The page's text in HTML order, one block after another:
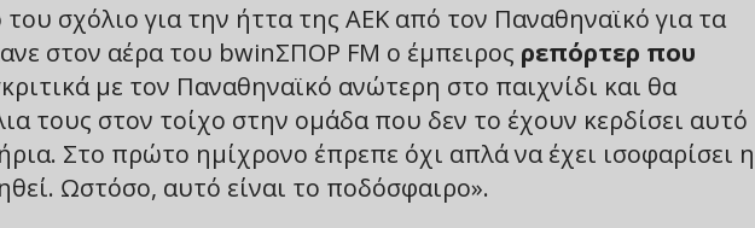
του σχόλιο για την ήττα της ΑΕΚ από τον Παναθηναϊκό για τα
στον αέρα του bwinΣΠΟΡ FM ο έμπειρος ρεπόρτερ που
με τον Παναθηναϊκό ανώτερη στο παιχνίδι και θα
τους στον τοίχο στην ομάδα που δεν το έχουν κερδίσει αυτό
Στο πρώτο ημίχρονο έπρεπε όχι απλά να έχει ισοφαρίσει η
Ωστόσο, αυτό είναι το ποδόσφαιρο».